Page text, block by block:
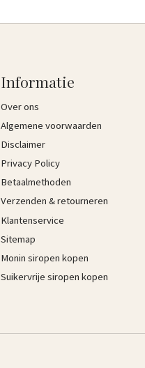
Informatie
Over ons
Algemene voorwaarden
Disclaimer
Privacy Policy
Betaalmethoden
Verzenden & retourneren
Klantenservice
Sitemap
Monin siropen kopen
Suikervrije siropen kopen